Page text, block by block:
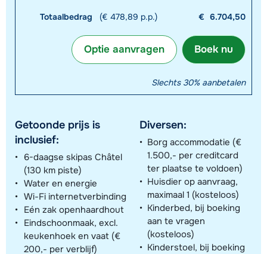
Totaalbedrag (€ 478,89 p.p.) € 6.704,50
Boek nu
Optie aanvragen
Slechts 30% aanbetalen
Getoonde prijs is
inclusief:
6-daagse skipas Châtel
(130 km piste)
Water en energie
Wi-Fi internetverbinding
Eén zak openhaardhout
Eindschoonmaak, excl.
keukenhoek en vaat (€
200,- per verblijf)
Diversen:
Borg accommodatie (€
1.500,- per creditcard
ter plaatse te voldoen)
Huisdier op aanvraag,
maximaal 1 (kosteloos)
Kinderbed, bij boeking
aan te vragen
(kosteloos)
Kinderstoel, bij boeking